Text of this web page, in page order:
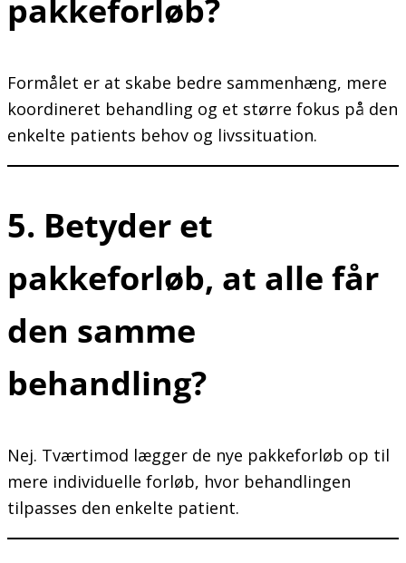
pakkeforløb?
Formålet er at skabe bedre sammenhæng, mere
koordineret behandling og et større fokus på den
enkelte patients behov og livssituation.
5. Betyder et
pakkeforløb, at alle får
den samme
behandling?
Nej. Tværtimod lægger de nye pakkeforløb op til
mere individuelle forløb, hvor behandlingen
tilpasses den enkelte patient.